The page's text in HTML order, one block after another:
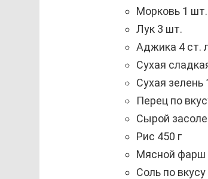
Морковь 1 шт.
Лук 3 шт.
Аджика 4 ст.
Сухая
Сухая зелень
Перец по
Сырой
Рис 450 г
Мясной фарш
Соль по вкусу